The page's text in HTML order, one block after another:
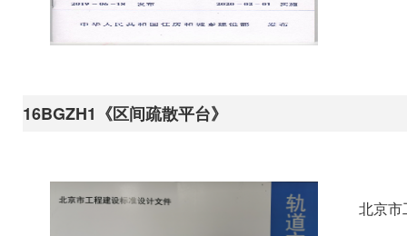
16BGZH1《区间疏散平台》
北京市